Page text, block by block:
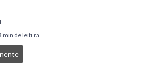
min de leitura